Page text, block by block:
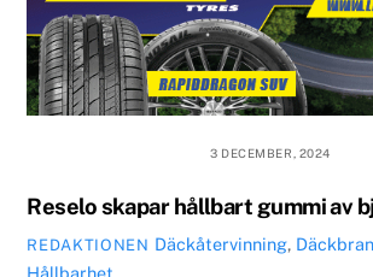
3 DECEMBER, 2024
Reselo skapar hållbart gummi av
REDAKTIONEN Däckåtervinning,
Hållbarhet